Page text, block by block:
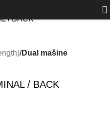
Dual mašine
/ BACK